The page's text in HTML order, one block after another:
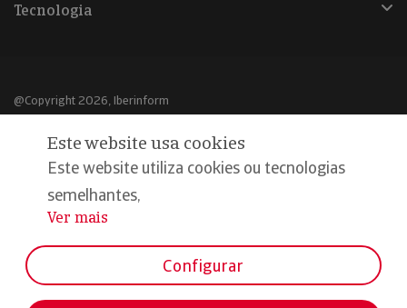
Tecnologia
@Copyright 2026, Iberinform
Aviso legal
Política de cookies
Declaração de privacidade
Este website usa cookies
Este website utiliza cookies ou tecnologias
semelhantes,
...
Ver mais
Configurar